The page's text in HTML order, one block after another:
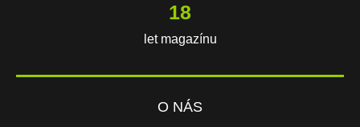
18
let magazínu
O NÁS